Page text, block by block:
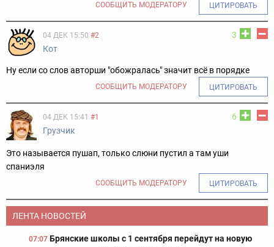
СООБЩИТЬ МОДЕРАТОРУ ЦИТИРОВАТЬ
3
04 ДЕК 15:50 #2
Кот
Ну если со слов авторши "обожралась" значит всё в порядке
СООБЩИТЬ МОДЕРАТОРУ ЦИТИРОВАТЬ
6
04 ДЕК 15:41 #1
Грузчик
Это называется пушап, только слюни пустил а там уши
спаниэля
СООБЩИТЬ МОДЕРАТОРУ ЦИТИРОВАТЬ
ЛЕНТА НОВОСТЕЙ
07:07 Брянские школы с 1 сентября перейдут на новую